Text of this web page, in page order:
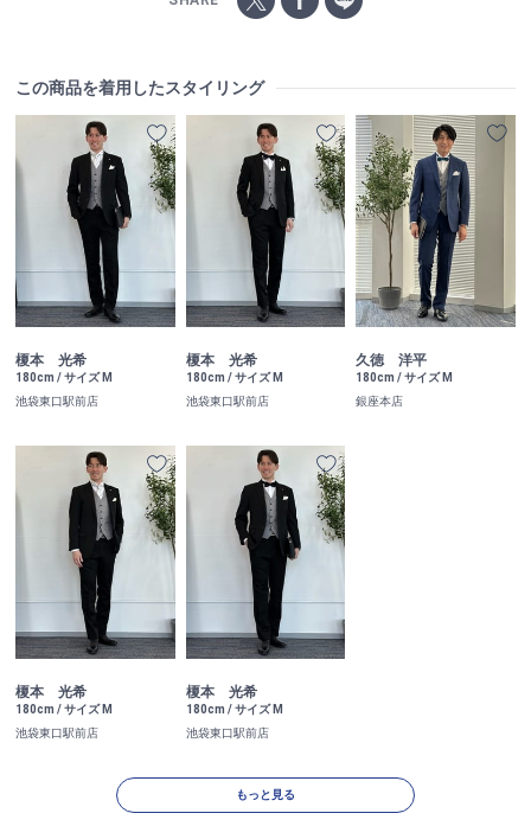
この商品を着用したスタイリング
榎本 光希
180cm / サイズ M
池袋東口駅前店
榎本 光希
180cm / サイズ M
池袋東口駅前店
久徳 洋平
180cm / サイズ M
銀座本店
榎本 光希
180cm / サイズ M
池袋東口駅前店
榎本 光希
180cm / サイズ M
池袋東口駅前店
もっと見る